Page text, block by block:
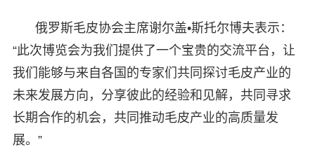
俄罗斯毛皮协会主席谢尔盖•斯托尔博夫表示：
“此次博览会为我们提供了一个宝贵的交流平台，让
我们能够与来自各国的专家们共同探讨毛皮产业的
未来发展方向，分享彼此的经验和见解，共同寻求
长期合作的机会，共同推动毛皮产业的高质量发
展。”